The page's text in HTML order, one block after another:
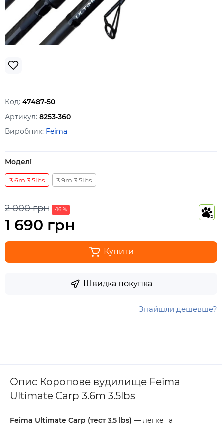
Код: 47487-50
Артикул: 8253-360
Виробник: Feima
Моделі
3.6m 3.5lbs 3.9m 3.5lbs
2 000 грн -16 %
1 690 грн 5
Купити
Швидка покупка
Знайшли дешевше?
Опис Коропове вудилище Feima
Ultimate Carp 3.6m 3.5lbs
Feima Ultimate Carp (тест 3.5 lbs) — легке та